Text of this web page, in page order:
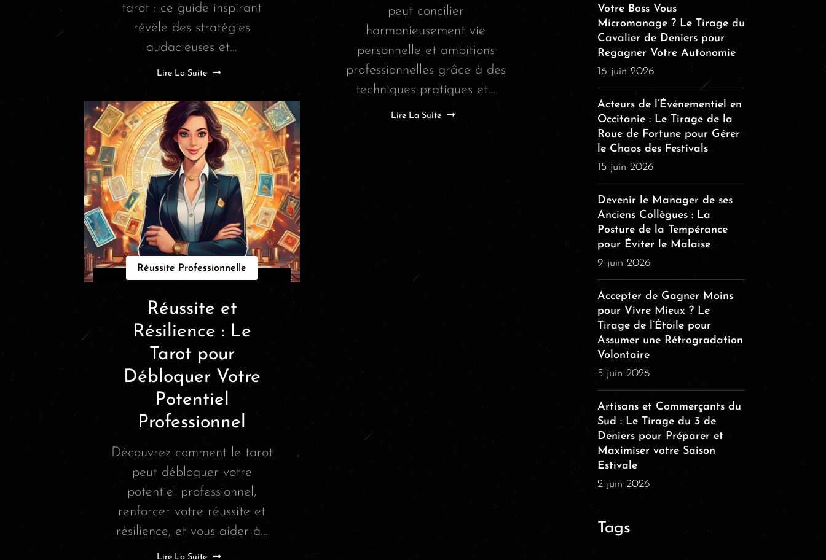
tarot : ce guide inspirant
révèle des stratégies
audacieuses et...
Lire La Suite
peut concilier
harmonieusement vie
personnelle et ambitions
professionnelles grâce à des
techniques pratiques et...
Lire La Suite
Réussite Professionnelle
Réussite et
Résilience : Le
Tarot pour
Débloquer Votre
Potentiel
Professionnel
Découvrez comment le tarot
peut débloquer votre
potentiel professionnel,
renforcer votre réussite et
résilience, et vous aider à...
Lire La Suite
Votre Boss Vous
Micromanage ? Le Tirage du
Cavalier de Deniers pour
Regagner Votre Autonomie
16 juin 2026
Acteurs de l’Événementiel en
Occitanie : Le Tirage de la
Roue de Fortune pour Gérer
le Chaos des Festivals
15 juin 2026
Devenir le Manager de ses
Anciens Collègues : La
Posture de la Tempérance
pour Éviter le Malaise
9 juin 2026
Accepter de Gagner Moins
pour Vivre Mieux ? Le
Tirage de l’Étoile pour
Assumer une Rétrogradation
Volontaire
5 juin 2026
Artisans et Commerçants du
Sud : Le Tirage du 3 de
Deniers pour Préparer et
Maximiser votre Saison
Estivale
2 juin 2026
Tags